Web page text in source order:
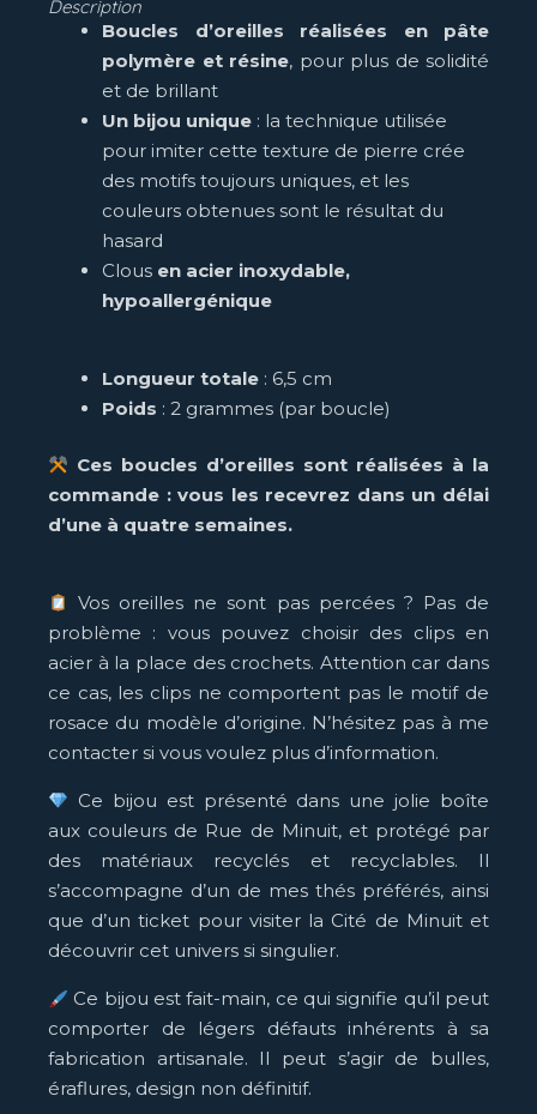
Description
Boucles d’oreilles réalisées en pâte
polymère et résine, pour plus de solidité
et de brillant
Un bijou unique : la technique utilisée
pour imiter cette texture de pierre crée
des motifs toujours uniques, et les
couleurs obtenues sont le résultat du
hasard
Clous en acier inoxydable,
hypoallergénique
Longueur totale : 6,5 cm
Poids : 2 grammes (par boucle)
Ces boucles d’oreilles sont réalisées à la
commande : vous les recevrez dans un délai
d’une à quatre semaines.
Vos oreilles ne sont pas percées ? Pas de
problème : vous pouvez choisir des clips en
acier à la place des crochets. Attention car dans
ce cas, les clips ne comportent pas le motif de
rosace du modèle d’origine. N’hésitez pas à me
contacter si vous voulez plus d’information.
Ce bijou est présenté dans une jolie boîte
aux couleurs de Rue de Minuit, et protégé par
des matériaux recyclés et recyclables. Il
s’accompagne d’un de mes thés préférés, ainsi
que d’un ticket pour visiter la Cité de Minuit et
découvrir cet univers si singulier.
Ce bijou est fait-main, ce qui signifie qu’il peut
comporter de légers défauts inhérents à sa
fabrication artisanale. Il peut s’agir de bulles,
éraflures, design non définitif.